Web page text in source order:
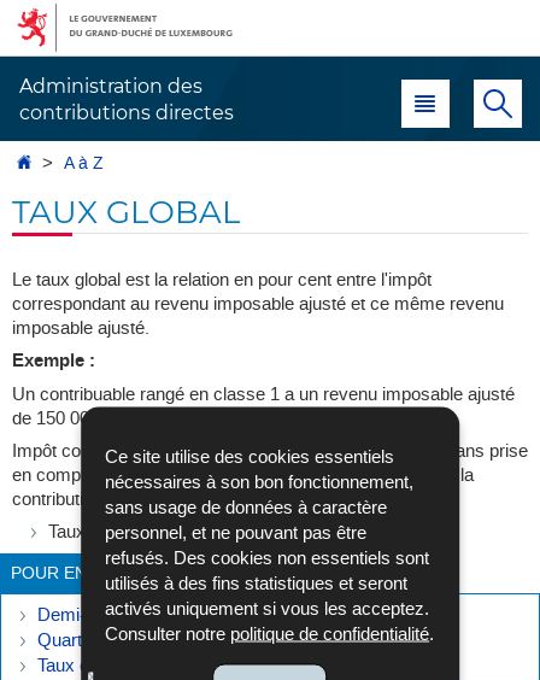
Ce site utilise des cookies essentiels
nécessaires à son bon fonctionnement,
sans usage de données à caractère
personnel, et ne pouvant pas être
refusés. Des cookies non essentiels sont
utilisés à des fins statistiques et seront
activés uniquement si vous les acceptez.
Consulter notre politique de confidentialité
Aller
navigation
Aller
au
Administration des
contributions directes
Menu principal
AccueilA à Z
TAUX GLOBAL
Le taux global est la relation en pour cent entre l'impôt
correspondant au revenu imposable ajusté et ce même revenu
imposable ajusté.
Exemple :
Un contribuable rangé en classe 1 a un revenu imposable ajusté
de 150 000 € au titre de l'année d'imposition 2025.
Impôt correspondant au revenu ordinaire de 150 000 €, sans prise
en compte de la contribution au fonds pour l'emploi, ni de la
contribution dépendance : 46 590 €
Taux global : 46 590 € x 100 / 150 000 € = 31,06 %.
POUR EN SAVOIR PLUS
Demi-taux global
Quart du taux global
Taux correspondant à l'étalement forfaitaire